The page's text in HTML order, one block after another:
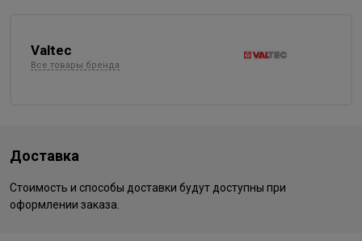
Valtec
Все товары бренда
Доставка
Стоимость и способы доставки будут доступны при
оформлении заказа.